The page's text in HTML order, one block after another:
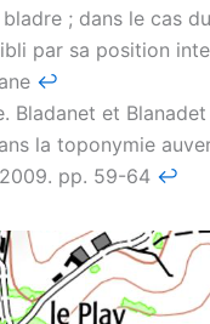
; dans le cas
par sa position
↩︎
Bladanet et
la toponymie
2009. pp. 59-64 ↩︎